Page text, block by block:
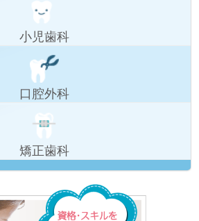
小児歯科
口腔外科
矯正歯科